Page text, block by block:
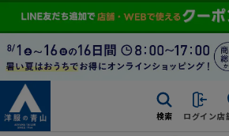
検索 ログイン店